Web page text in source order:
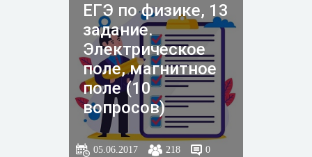
формулировка. Если в
утверждении по умолчанию
подразумеваются случаи,
когда физический закон или
теория неприменимы, оно
тоже не может быть признано
верным. Как правило,
неверное утверждение
содержит одну ошибку,
неверными могут быть одно-
два слова, возможно,
ошибочные слова нужно
поменять местами.
ЕГЭ по физике, 13
задание.
Электрическое
поле, магнитное
поле (10
вопросов)
05.06.2017 218 0